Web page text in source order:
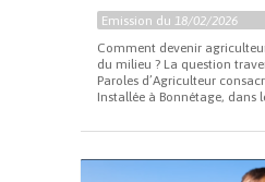
Emission du 18/02/2026
Comment devenir
du milieu ? La question
Paroles d’Agriculteur
Installée à Bonnétage, dans